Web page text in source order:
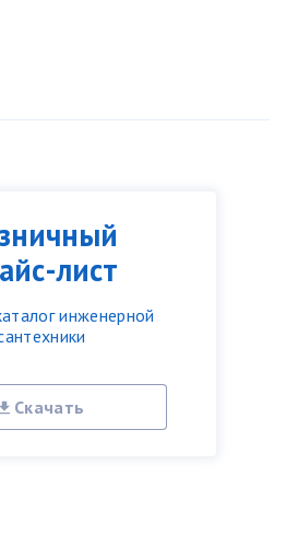
лист
инженерной
Скачать